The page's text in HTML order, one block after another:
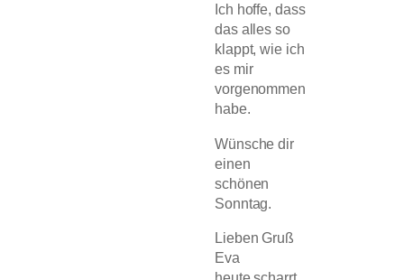
Ich hoffe, dass
das alles so
klappt, wie ich
es mir
vorgenommen
habe.
Wünsche dir
einen
schönen
Sonntag.
Lieben Gruß
Eva